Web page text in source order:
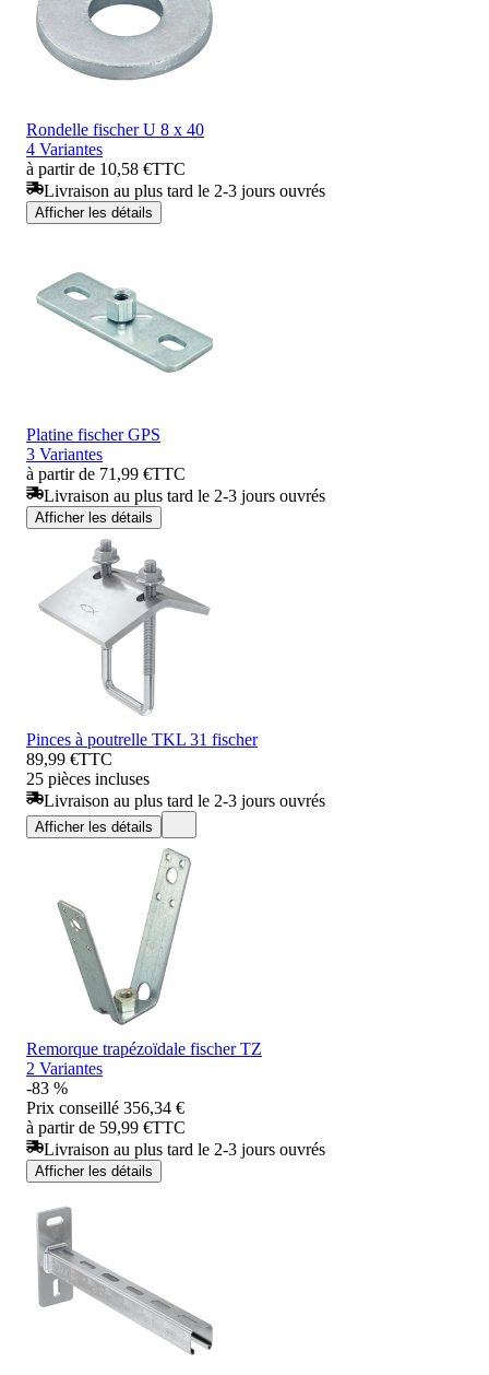
Rondelle fischer U 8 x 40
4 Variantes
à partir de 10,58 €TTC
Livraison au plus tard le 2-3 jours ouvrés
Afficher les détails
Platine fischer GPS
3 Variantes
à partir de 71,99 €TTC
Livraison au plus tard le 2-3 jours ouvrés
Afficher les détails
Pinces à poutrelle TKL 31 fischer
89,99 €TTC
25 pièces incluses
Livraison au plus tard le 2-3 jours ouvrés
Afficher les détails
Remorque trapézoïdale fischer TZ
2 Variantes
-83 %
Prix conseillé 356,34 €
à partir de 59,99 €TTC
Livraison au plus tard le 2-3 jours ouvrés
Afficher les détails